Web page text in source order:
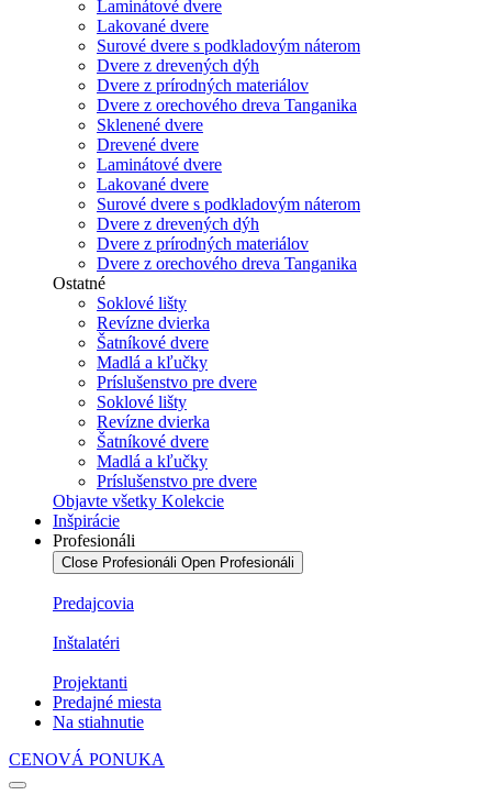
Laminátové dvere
Lakované dvere
Surové dvere s podkladovým náterom
Dvere z drevených dýh
Dvere z prírodných materiálov
Dvere z orechového dreva Tanganika
Sklenené dvere
Drevené dvere
Laminátové dvere
Lakované dvere
Surové dvere s podkladovým náterom
Dvere z drevených dýh
Dvere z prírodných materiálov
Dvere z orechového dreva Tanganika
Ostatné
Soklové lišty
Revízne dvierka
Šatníkové dvere
Madlá a kľučky
Príslušenstvo pre dvere
Soklové lišty
Revízne dvierka
Šatníkové dvere
Madlá a kľučky
Príslušenstvo pre dvere
Objavte všetky Kolekcie
Inšpirácie
Profesionáli
Close Profesionáli Open Profesionáli
Predajcovia
Inštalatéri
Projektanti
Predajné miesta
Na stiahnutie
CENOVÁ PONUKA